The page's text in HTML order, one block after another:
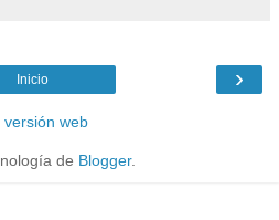
›
Inicio
versión web
de Blogger.